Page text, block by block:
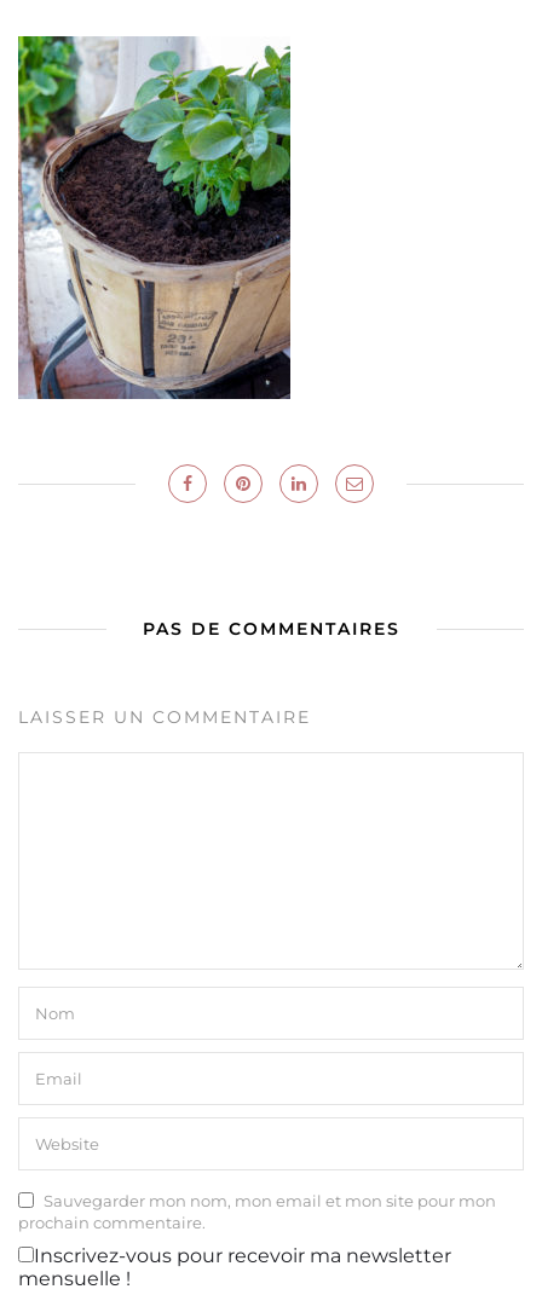
PAS DE COMMENTAIRES
LAISSER UN COMMENTAIRE
Sauvegarder mon nom, mon email et mon site pour mon
prochain commentaire.
Inscrivez-vous pour recevoir ma newsletter
mensuelle !